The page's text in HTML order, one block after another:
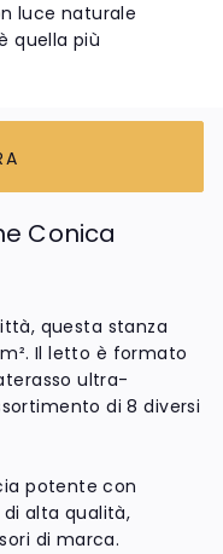
luce naturale
quella più
Conica
questa stanza
Il letto è formato
ultra-
di 8 diversi
potente con
alta qualità,
di marca.